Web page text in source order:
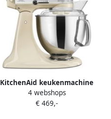
KitchenAid keukenmachine
Artisan Keukenrobot met 5
accessoires en 2
4 webshops
€ 469,-